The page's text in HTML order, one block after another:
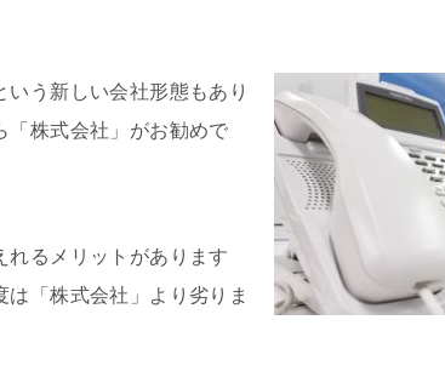
う新しい会社形態もあり
「株式会社」がお勧めで
れるメリットがあります
「株式会社」より劣りま